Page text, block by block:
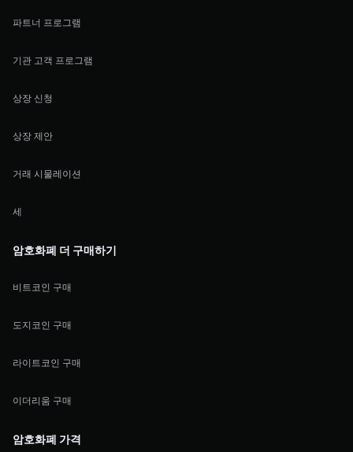
파트너 프로그램
기관 고객 프로그램
상장 신청
상장 제안
거래 시물레이션
세
암호화폐 더 구매하기
비트코인 구매
도지코인 구매
라이트코인 구매
이더리움 구매
암호화폐 가격